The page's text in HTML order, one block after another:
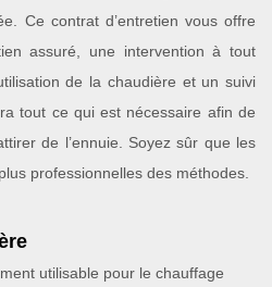
Ce contrat d’entretien vous offre
assuré, une intervention à tout
de la chaudière et un suivi
tout ce qui est nécessaire afin de
de l’ennuie. Soyez sûr que les
professionnelles des méthodes.
utilisable pour le chauffage